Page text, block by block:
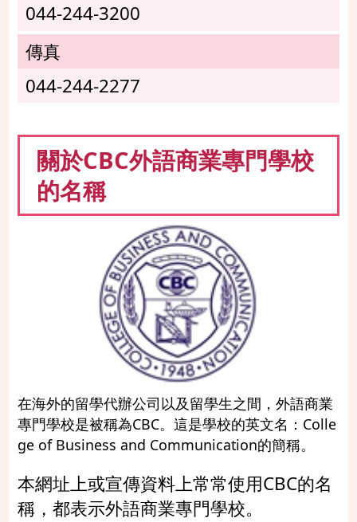
044-244-3200
傳真
044-244-2277
關於CBC外語商業專門學校
的名稱
在海外的留學代辦公司以及留學生之間，外語商業
專門學校是被稱為CBC。這是學校的英文名：Colle
ge of Business and Communication的簡稱。
本網址上或宣傳資料上常常使用CBC的名
稱，都表示外語商業專門學校。